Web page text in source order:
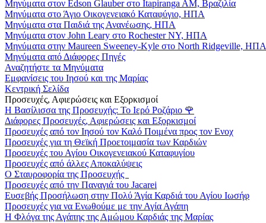
Μηνύματα στον Edson Glauber στο Itapiranga AM, Βραζιλία
Μηνύματα στο Άγιο Οικογενειακό Καταφύγιο, ΗΠΑ
Μηνύματα στα Παιδιά της Ανανέωσης, ΗΠΑ
Μηνύματα στον John Leary στο Rochester NY, ΗΠΑ
Μηνύματα στην Maureen Sweeney-Kyle στο North Ridgeville, ΗΠΑ
Μηνύματα από Διάφορες Πηγές
Αναζητήστε τα Μηνύματα
Εμφανίσεις του Ιησού και της Μαρίας
Κεντρική Σελίδα
Προσευχές, Αφιερώσεις και Εξορκισμοί
Η Βασίλισσα της Προσευχής: Το Ιερό Ροζάριο 🌹
Διάφορες Προσευχές, Αφιερώσεις και Εξορκισμοί
Προσευχές από τον Ιησού τον Καλό Ποιμένα προς τον Ενοχ
Προσευχές για τη Θεϊκή Προετοιμασία των Καρδιών
Προσευχές του Αγίου Οικογενειακού Καταφυγίου
Προσευχές από άλλες Αποκαλύψεις
Ο Σταυροφορία της Προσευχής
Προσευχές από την Παναγιά του Jacarei
Ευσεβής Προσήλωση στην Πολύ Άγία Καρδιά του Αγίου Ιωσήφ
Προσευχές για να Ενωθούμε με την Αγία Αγάπη
Η Φλόγα της Αγάπης της Αμώμου Καρδιάς της Μαρίας